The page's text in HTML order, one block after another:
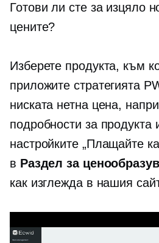
Готови ли сте за изцяло
цените?
Изберете продукта, към
приложите стратегията
ниската нетна цена,
подробности за продукта
настройките „Плащайте
в Раздел за
как изглежда в нашия